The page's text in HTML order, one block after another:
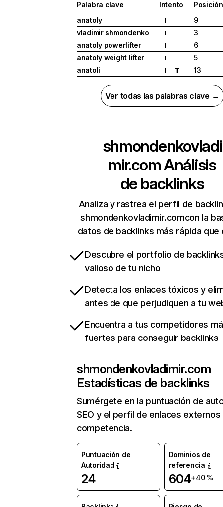
Palabra clave Intento
Posición
anatoly
I
9
vladimir shmondenko
I
3
anatoly powerlifter
I
6
anatoly weight lifter
I
5
anatoli
I T 13
Ver todas las palabras clave →
shmondenkovladi
mir.comAnálisis
de backlinks
Analiza y rastrea el perfil de
shmondenkovladimir.comcon la
datos de backlinks más rápida que
Descubre el portfolio de
valioso de tu nicho
Detecta los enlaces tóxicos y
antes de que perjudiquen a tu
Encuentra a tus competidores
fuertes para conseguir backlinks
shmondenkovladimir.com
Estadísticas de backlinks
Sumérgete en la puntuación de
SEO y el perfil de enlaces externos
competencia.
Puntuación de
Autoridad
24
Dominios de
referencia
604+40 %